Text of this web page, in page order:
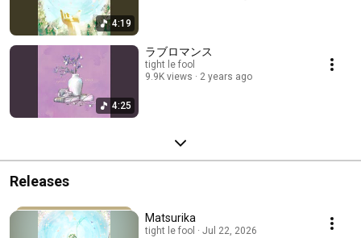
4:19
4:25
ラブロマンス
tight le fool
9.9K views
2 years ago
Releases
Matsurika
tight le fool · Jul 22, 2026